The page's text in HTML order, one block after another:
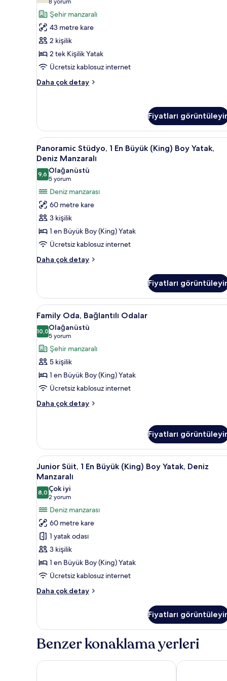
Oda
(Guest)
için
tüm
fotoğrafları
görün
yorum)
Şehir manzaralı
43 metre kare
2 kişilik
2 tek Kişilik Yatak
Ücretsiz kablosuz internet
Daha çok detay
İki
hakkında
daha
fazla
detay
Fiyatları
Panoramic
Stüdyo,
1
En
Büyük
(King)
Boy
Yatak,
Deniz
Manzaralı
için
görün
Kaliteli yatak takımı, minibar,
9
Panoramic Stüdyo, 1 En Büyük (King) Boy Yatak,
Deniz Manzaralı
9,69,6 / 10
Olağanüstü
5 yorum
(5
yorum)
Deniz manzarası
60 metre kare
3 kişilik
1 en Büyük Boy (King) Yatak
Ücretsiz kablosuz internet
Daha çok detay
Panoramic
Büyük
(King)
Boy
Yatak,
Deniz
Manzaralı
hakkında
daha
detay
Fiyatları
Family
Oda,
Bağlantılı
Odalar
için
tüm
fotoğrafları
görün
Kaliteli yatak takımı, minibar,
10
Family Oda, Bağlantılı Odalar
10,010,0 / 10
Olağanüstü
5 yorum
(5
yorum)
Şehir manzaralı
5 kişilik
1 en Büyük Boy (King) Yatak
Ücretsiz kablosuz internet
Daha çok detay
Family
daha
fazla
detay
Fiyatları
Junior
Süit,
1
En
Büyük
(King)
Boy
Yatak,
Deniz
Manzaralı
için
tüm
Kaliteli yatak takımı, minibar,
8
Junior Süit, 1 En Büyük (King) Boy Yatak, Deniz
Manzaralı
8,08,0 / 10
Çok iyi
2 yorum
(2
yorum)
Deniz manzarası
60 metre kare
1 yatak odası
3 kişilik
1 en Büyük Boy (King) Yatak
Ücretsiz kablosuz internet
Daha çok detay
Junior
Büyük
Boy
Deniz
Fiyatları
Benzer konaklama yerleri
Radisson Blu Hotel Doha Hampton by